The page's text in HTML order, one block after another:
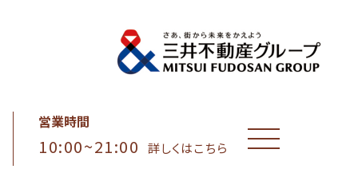
営業時間
10:00~21:00 詳しくはこちら MENU